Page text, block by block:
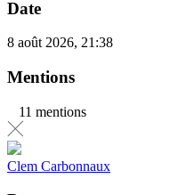
Date
8 août 2026, 21:38
Mentions
11 mentions
Clem Carbonnaux